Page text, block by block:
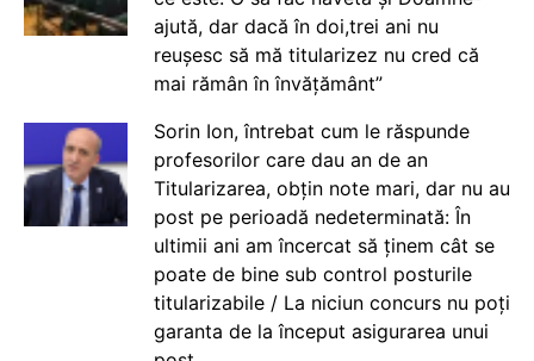
ajută, dar dacă în doi,trei ani nu
reușesc să mă titularizez nu cred că
mai rămân în învățământ”
Sorin Ion, întrebat cum le răspunde
profesorilor care dau an de an
Titularizarea, obțin note mari, dar nu au
post pe perioadă nedeterminată: În
ultimii ani am încercat să ținem cât se
poate de bine sub control posturile
titularizabile / La niciun concurs nu poți
garanta de la început asigurarea unui